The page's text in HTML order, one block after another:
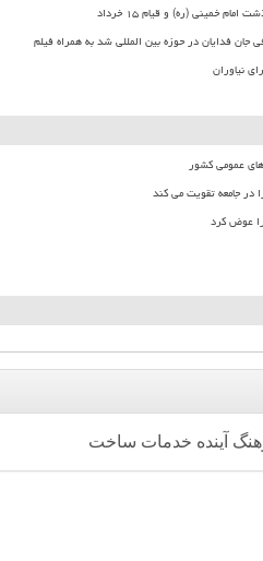
خمینی (ره) و قیام ۱۵ خرداد
جان فدایان در حوزه بین المللی شد به همراه فیلم
نیاوران
های عمومی کشور
در جامعه تقویت می کند
عوض کرد
آینده خدمات ساخت